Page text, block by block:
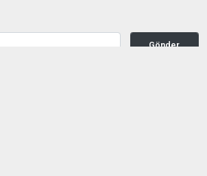
Gönder